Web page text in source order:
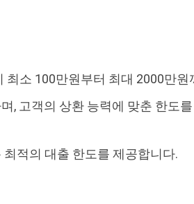
최소 100만원부터 최대 2000만
, 고객의 상환 능력에 맞춘 한도
적의 대출 한도를 제공합니다.